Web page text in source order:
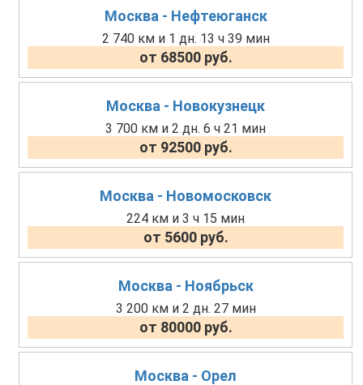
Москва - Нефтеюганск
2 740 км и 1 дн. 13 ч 39 мин
от 68500 руб.
Москва - Новокузнецк
3 700 км и 2 дн. 6 ч 21 мин
от 92500 руб.
Москва - Новомосковск
224 км и 3 ч 15 мин
от 5600 руб.
Москва - Ноябрьск
3 200 км и 2 дн. 27 мин
от 80000 руб.
Москва - Орел